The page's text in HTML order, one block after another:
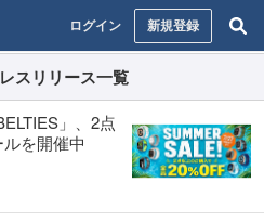
ログイン 新規登録
スリリース一覧
」、2点
を開催中